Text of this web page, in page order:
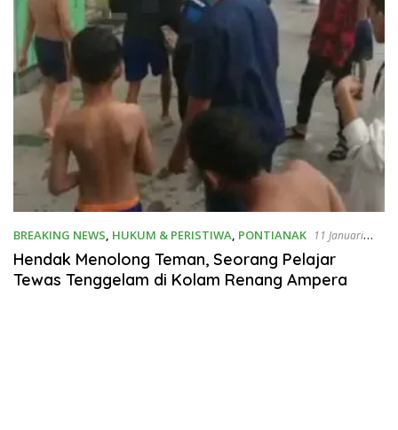
BREAKING NEWS, HUKUM & PERISTIWA, PONTIANAK 11 Januari
2020
Hendak Menolong Teman, Seorang Pelajar
Tewas Tenggelam di Kolam Renang Ampera